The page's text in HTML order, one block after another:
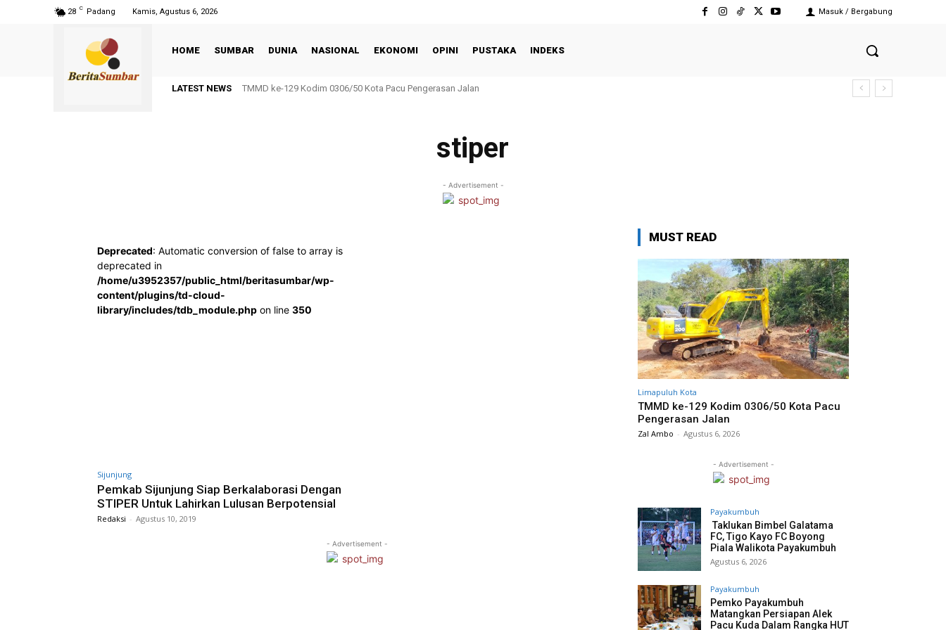
28 C Padang Kamis, Agustus 6, 2026 Masuk / Bergabung
HOME SUMBAR DUNIA NASIONAL EKONOMI OPINI PUSTAKA INDEKS
LATEST NEWS TMMD ke-129 Kodim 0306/50 Kota Pacu Pengerasan Jalan
stiper
- Advertisement -
Deprecated: Automatic conversion of false to array is
deprecated in
/home/u3952357/public_html/beritasumbar/wp-
content/plugins/td-cloud-
library/includes/tdb_module.php on line 350
Sijunjung
Pemkab Sijunjung Siap Berkalaborasi Dengan
STIPER Untuk Lahirkan Lulusan Berpotensial
Redaksi - Agustus 10, 2019
- Advertisement -
MUST READ
Limapuluh Kota
TMMD ke-129 Kodim 0306/50 Kota Pacu
Pengerasan Jalan
Zal Ambo - Agustus 6, 2026
- Advertisement -
Payakumbuh
Taklukan Bimbel Galatama
FC, Tigo Kayo FC Boyong
Piala Walikota Payakumbuh
Agustus 6, 2026
Payakumbuh
Pemko Payakumbuh
Matangkan Persiapan Alek
Pacu Kuda Dalam Rangka HUT